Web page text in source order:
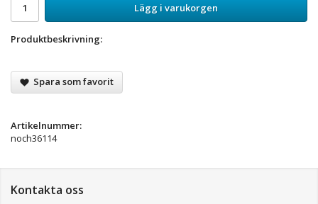
Lägg i varukorgen
Produktbeskrivning:
Spara som favorit
Artikelnummer:
noch36114
Kontakta oss